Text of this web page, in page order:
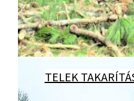
TELEK